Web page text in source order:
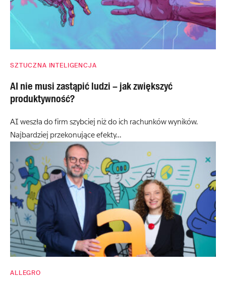
SZTUCZNA INTELIGENCJA
AI nie musi zastąpić ludzi – jak zwiększyć
produktywność?
AI weszła do firm szybciej niż do ich rachunków wyników.
Najbardziej przekonujące efekty…
ALLEGRO